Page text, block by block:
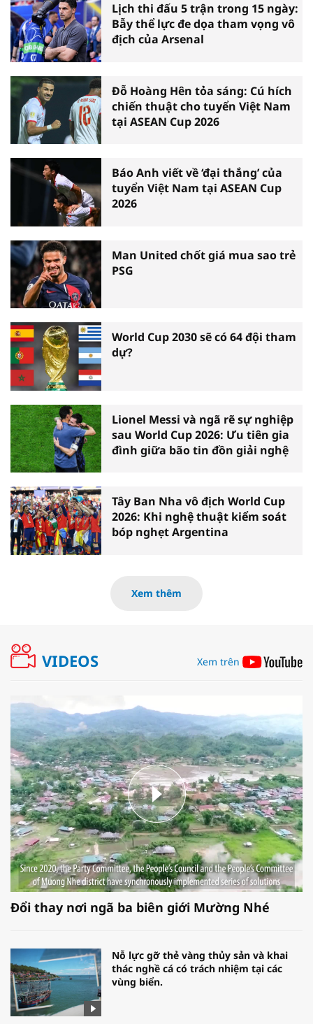
Lịch thi đấu 5 trận trong 15 ngày:
Bẫy thể lực đe dọa tham vọng vô
địch của Arsenal
Đỗ Hoàng Hên tỏa sáng: Cú hích
chiến thuật cho tuyển Việt Nam
tại ASEAN Cup 2026
Báo Anh viết về ‘đại thắng’ của
tuyển Việt Nam tại ASEAN Cup
2026
Man United chốt giá mua sao trẻ
PSG
World Cup 2030 sẽ có 64 đội tham
dự?
Lionel Messi và ngã rẽ sự nghiệp
sau World Cup 2026: Ưu tiên gia
đình giữa bão tin đồn giải nghệ
Tây Ban Nha vô địch World Cup
2026: Khi nghệ thuật kiểm soát
bóp nghẹt Argentina
Xem thêm
VIDEOS Xem trên
Đổi thay nơi ngã ba biên giới Mường Nhé
Nỗ lực gỡ thẻ vàng thủy sản và khai
thác nghề cá có trách nhiệm tại các
vùng biển.